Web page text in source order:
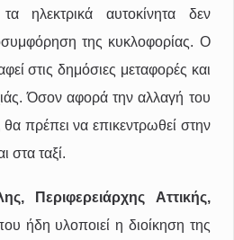
ηλεκτρικά αυτοκίνητα δεν
της κυκλοφορίας. Ο
στις δημόσιες μεταφορές και
Όσον αφορά την αλλαγή του
πρέπει να επικεντρωθεί στην
στα ταξί.
Περιφερειάρχης Αττικής,
ήδη υλοποιεί η διοίκηση της